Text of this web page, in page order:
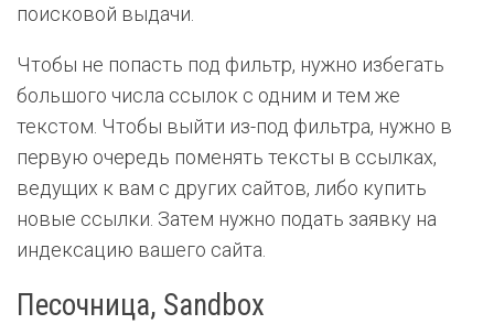
поисковой выдачи.
Чтобы не попасть под фильтр, нужно избегать
большого числа ссылок с одним и тем же
текстом. Чтобы выйти из-под фильтра, нужно в
первую очередь поменять тексты в ссылках,
ведущих к вам с других сайтов, либо купить
новые ссылки. Затем нужно подать заявку на
индексацию вашего сайта.
Песочница, Sandbox